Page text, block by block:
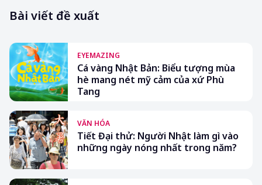
Bài viết đề xuất
EYEMAZING
Cá vàng Nhật Bản: Biểu tượng mùa
hè mang nét mỹ cảm của xứ Phù
Tang
VĂN HÓA
Tiết Đại thử: Người Nhật làm gì vào
những ngày nóng nhất trong năm?